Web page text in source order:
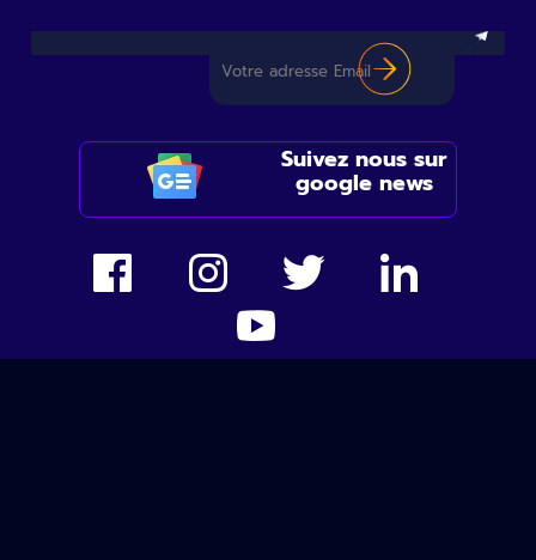
Suivez nous sur
google news